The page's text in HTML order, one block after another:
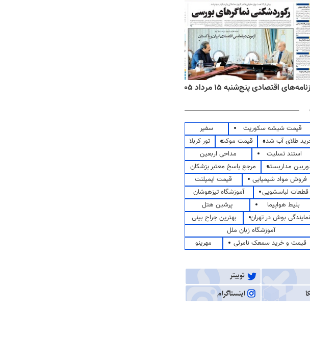
اقتصادی پنج‌شنبه ۱۵ مرداد ۱۴۰۵
قیمت شیشه سکوریت
سفیر
طلای آب شده
قیمت موکت
تور کربلا
استند تسلیت
مداحی اربعین
مداربسته
مرجع پاسخ معتبر پزشکان
فروش مواد شیمیایی
قیمت ایمپلنت
قطعات لباسشویی
آموزشگاه تیزهوشان
بلیط هواپیما
پرشین هتل
نمایندگی بوش در تهران
بهترین جراح بینی
آموزشگاه زبان ملل
قیمت و خرید سمعک نامرئی
مهرینو